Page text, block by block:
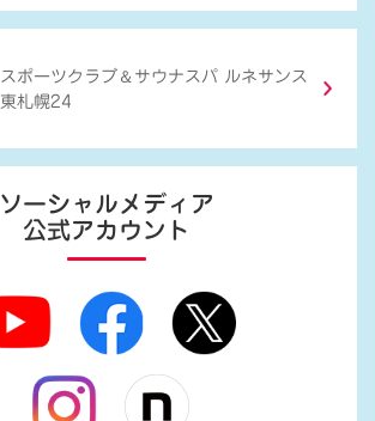
スポーツクラブ ＆ サウナスパ ルネサンス
東札幌24
ソーシャルメディア
公式アカウント